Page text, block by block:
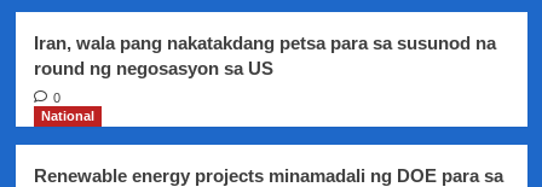
mula
Iran, wala pang nakatakdang petsa para sa susunod na
round ng negosasyon sa US
0
National
Renewable energy projects minamadali ng DOE para sa